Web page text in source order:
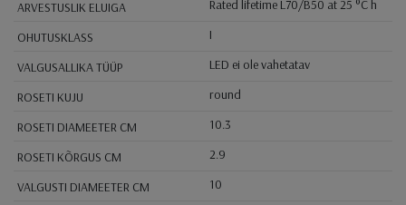
ARVESTUSLIK ELUIGA
Rated lifetime L70/B50 at 25 °C h
OHUTUSKLASS
I
VALGUSALLIKA TÜÜP
LED ei ole vahetatav
ROSETI KUJU
round
ROSETI DIAMEETER CM
10.3
ROSETI KÕRGUS CM
2.9
VALGUSTI DIAMEETER CM
10